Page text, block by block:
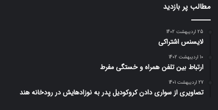
مطالب پر بازدید
25 اردیبهشت 1402
لایسنس اشتراکی
10 اردیبهشت 1402
ارتباط بین تلفن همراه و خستگی مفرط
27 اردیبهشت 1401
تصاویری از سواری دادن کروکودیل پدر به نوزادهایش در رودخانه هند